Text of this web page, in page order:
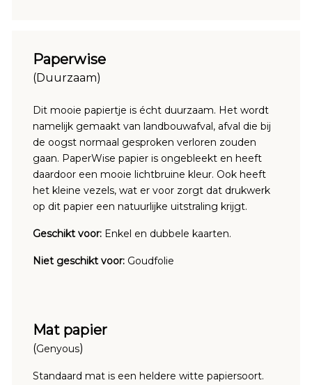
Paperwise
(Duurzaam)
Dit mooie papiertje is écht duurzaam. Het wordt
namelijk gemaakt van landbouwafval, afval die bij
de oogst normaal gesproken verloren zouden
gaan. PaperWise papier is ongebleekt en heeft
daardoor een mooie lichtbruine kleur. Ook heeft
het kleine vezels, wat er voor zorgt dat drukwerk
op dit papier een natuurlijke uitstraling krijgt.
Geschikt voor: Enkel en dubbele kaarten.
Niet geschikt voor: Goudfolie
Mat papier
(Genyous)
Standaard mat is een heldere witte papiersoort.